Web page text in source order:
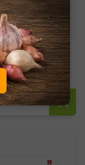
Tatsoi